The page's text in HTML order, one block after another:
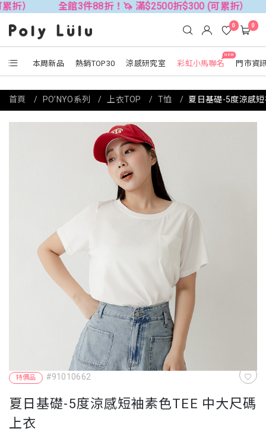
全館3件88折！🦄 滿$2500折$300 (可累折） 全館3
本周新品 熱銷TOP30 涼感研究室
NEW
彩虹小馬聯名 門市資
0 0
特價品 #91010662
夏日基礎-5度涼感短袖素色TEE 中大尺碼
上衣
首頁 PO’NYO系列 上衣TOP T恤 夏日基礎-5度涼感